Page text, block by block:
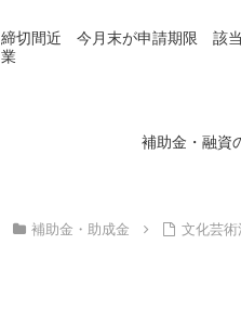
締切間近 今月末が申請期限 該当
業
補助金・融資
補助金・助成金 文化芸